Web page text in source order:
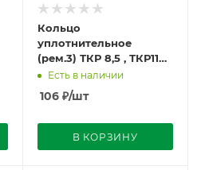
Кольцо
уплотнительное
(рем.3) ТКР 8,5 , ТКР11
111.301.23.00
(29.65х2,0х1,5)
г.Могилёв
Есть в наличии
106₽/шт
В КОРЗИНУ